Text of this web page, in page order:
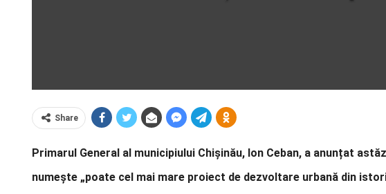
Share
Primarul General al municipiului Chișinău, Ion Ceban, a anunțat
numește „poate cel mai mare proiect de dezvoltare urbană din